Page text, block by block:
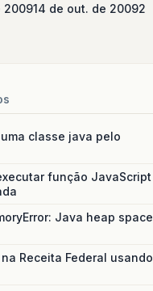
200914 de out. de 20092
classe java pelo
função JavaScript
Java heap space
Receita Federal usando